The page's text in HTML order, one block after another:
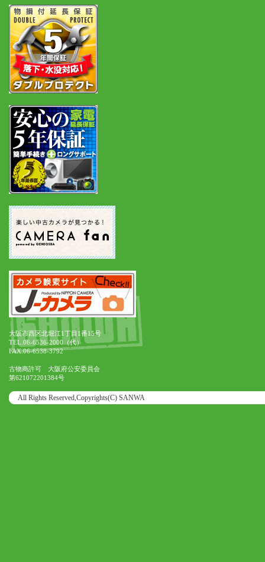
大阪市西区北堀江1丁目1番15号
TEL.06-6536-2000（代）
FAX.06-6538-3792
古物商許可 大阪府公安委員会
第621072201384号
All Rights Reserved,Copyrights(C) SANWA